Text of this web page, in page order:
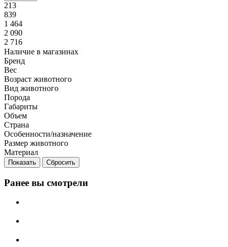
213
839
1 464
2 090
2 716
Наличие в магазинах
Бренд
Вес
Возраст животного
Вид животного
Порода
Габариты
Объем
Страна
Особенности/назначение
Размер животного
Материал
Сбросить
Ранее вы смотрели